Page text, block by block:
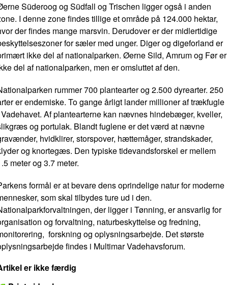
Süderoog og Südfall og Trischen ligger også i anden
I denne zone findes tillige et område på 124.000 hektar,
der findes mange marsvin. Derudover er der midlertidige
for sæler med unger. Diger og digeforland er
ikke del af nationalparken. Øerne Sild, Amrum og Før er
del af nationalparken, men er omsluttet af den.
rummer 700 plantearter og 2.500 dyrearter. 250
er endemiske. To gange årligt lander millioner af trækfugle
Af plantearterne kan nævnes hindebæger, kveller,
og portulak. Blandt fuglene er det værd at nævne
hvidklirer, storspover, hættemåger, strandskader,
og knortegæs. Den typiske tidevandsforskel er mellem
meter og 3.7 meter.
formål er at bevare dens oprindelige natur for moderne
som skal tilbydes ture ud i den.
der ligger i Tønning, er ansvarlig for
og forvaltning, naturbeskyttelse og fredning,
forskning og oplysningsarbejde. Det største
findes i Multimar Vadehavsforum.
er ikke færdig